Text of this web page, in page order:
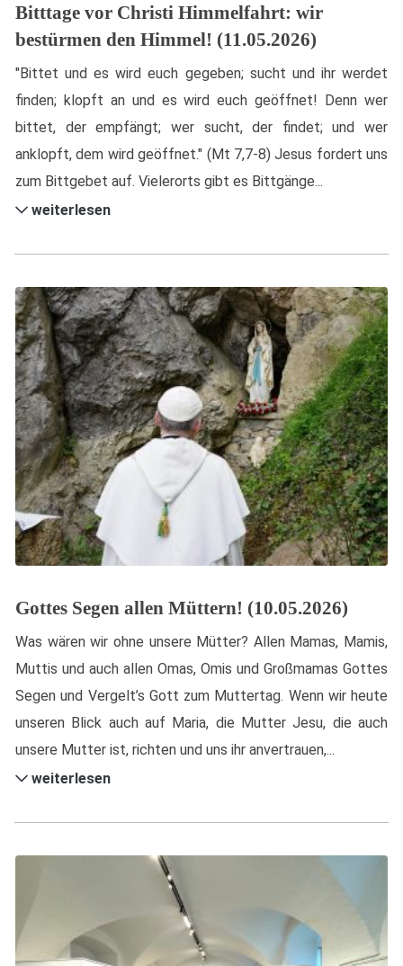
Bitttage vor Christi Himmelfahrt: wir
bestürmen den Himmel! (11.05.2026)
"Bittet und es wird euch gegeben; sucht und ihr werdet
finden; klopft an und es wird euch geöffnet! Denn wer
bittet, der empfängt; wer sucht, der findet; und wer
anklopft, dem wird geöffnet." (Mt 7,7-8) Jesus fordert uns
zum Bittgebet auf. Vielerorts gibt es Bittgänge...
weiterlesen
Gottes Segen allen Müttern! (10.05.2026)
Was wären wir ohne unsere Mütter? Allen Mamas, Mamis,
Muttis und auch allen Omas, Omis und Großmamas Gottes
Segen und Vergelt’s Gott zum Muttertag. Wenn wir heute
unseren Blick auch auf Maria, die Mutter Jesu, die auch
unsere Mutter ist, richten und uns ihr anvertrauen,...
weiterlesen